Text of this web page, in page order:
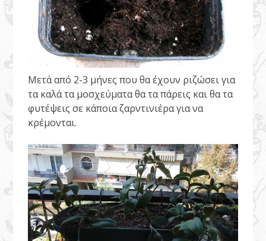
Μετά από 2-3 μήνες που θα έχουν ριζώσει για
τα καλά τα μοσχεύματα θα τα πάρεις και θα τα
φυτέψεις σε κάποια ζαρντινιέρα για να
κρέμονται.